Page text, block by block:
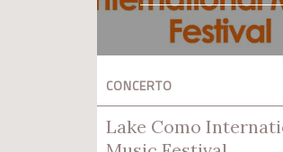
CONCERTO
Lake Como